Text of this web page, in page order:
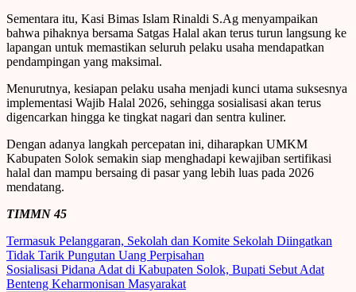
Sementara itu, Kasi Bimas Islam Rinaldi S.Ag menyampaikan
bahwa pihaknya bersama Satgas Halal akan terus turun langsung ke
lapangan untuk memastikan seluruh pelaku usaha mendapatkan
pendampingan yang maksimal.
Menurutnya, kesiapan pelaku usaha menjadi kunci utama suksesnya
implementasi Wajib Halal 2026, sehingga sosialisasi akan terus
digencarkan hingga ke tingkat nagari dan sentra kuliner.
Dengan adanya langkah percepatan ini, diharapkan UMKM
Kabupaten Solok semakin siap menghadapi kewajiban sertifikasi
halal dan mampu bersaing di pasar yang lebih luas pada 2026
mendatang.
TIMMN 45
Post
navigation
Termasuk Pelanggaran, Sekolah dan Komite Sekolah Diingatkan
Tidak Tarik Pungutan Uang Perpisahan
Sosialisasi Pidana Adat di Kabupaten Solok, Bupati Sebut Adat
Benteng Keharmonisan Masyarakat